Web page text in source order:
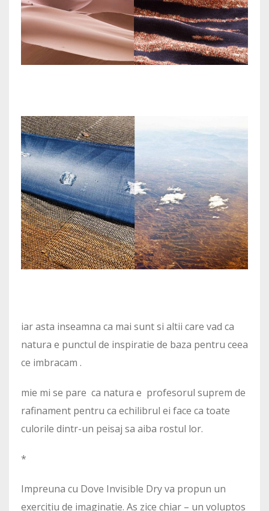
iar asta inseamna ca mai sunt si altii care vad ca
natura e punctul de inspiratie de baza pentru ceea
ce imbracam .
mie mi se pare ca natura e profesorul suprem de
rafinament pentru ca echilibrul ei face ca toate
culorile dintr-un peisaj sa aiba rostul lor.
*
Impreuna cu Dove Invisible Dry va propun un
exercitiu de imaginatie. As zice chiar – un voluptos